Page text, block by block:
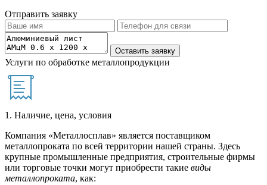
Отправить заявку
Услуги по обработке металлопродукции
1. Наличие, цена, условия
Компания «Металлосплав» является поставщиком
металлопроката по всей территории нашей страны. Здесь
крупные промышленные предприятия, строительные фирмы
или торговые точки могут приобрести такие виды
металлопроката, как: